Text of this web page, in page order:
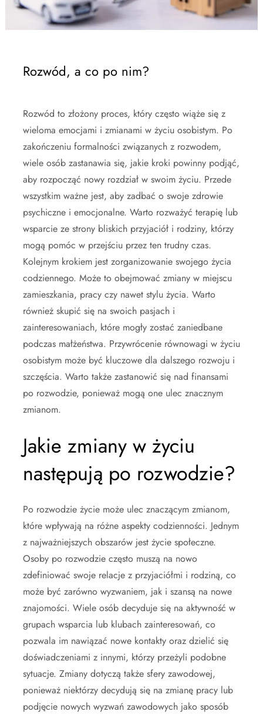
Rozwód, a co po nim?
Rozwód to złożony proces, który często wiąże się z
wieloma emocjami i zmianami w życiu osobistym. Po
zakończeniu formalności związanych z rozwodem,
wiele osób zastanawia się, jakie kroki powinny podjąć,
aby rozpocząć nowy rozdział w swoim życiu. Przede
wszystkim ważne jest, aby zadbać o swoje zdrowie
psychiczne i emocjonalne. Warto rozważyć terapię lub
wsparcie ze strony bliskich przyjaciół i rodziny, którzy
mogą pomóc w przejściu przez ten trudny czas.
Kolejnym krokiem jest zorganizowanie swojego życia
codziennego. Może to obejmować zmiany w miejscu
zamieszkania, pracy czy nawet stylu życia. Warto
również skupić się na swoich pasjach i
zainteresowaniach, które mogły zostać zaniedbane
podczas małżeństwa. Przywrócenie równowagi w życiu
osobistym może być kluczowe dla dalszego rozwoju i
szczęścia. Warto także zastanowić się nad finansami
po rozwodzie, ponieważ mogą one ulec znacznym
zmianom.
Jakie zmiany w życiu
następują po rozwodzie?
Po rozwodzie życie może ulec znaczącym zmianom,
które wpływają na różne aspekty codzienności. Jednym
z najważniejszych obszarów jest życie społeczne.
Osoby po rozwodzie często muszą na nowo
zdefiniować swoje relacje z przyjaciółmi i rodziną, co
może być zarówno wyzwaniem, jak i szansą na nowe
znajomości. Wiele osób decyduje się na aktywność w
grupach wsparcia lub klubach zainteresowań, co
pozwala im nawiązać nowe kontakty oraz dzielić się
doświadczeniami z innymi, którzy przeżyli podobne
sytuacje. Zmiany dotyczą także sfery zawodowej,
ponieważ niektórzy decydują się na zmianę pracy lub
podjęcie nowych wyzwań zawodowych jako sposób